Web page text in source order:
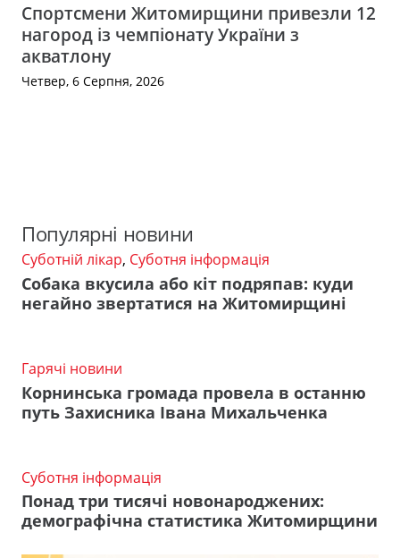
Спортсмени Житомирщини привезли 12
нагород із чемпіонату України з
акватлону
Четвер, 6 Серпня, 2026
Популярні новини
Суботній лікар, Суботня інформація
Собака вкусила або кіт подряпав: куди
негайно звертатися на Житомирщині
Гарячі новини
Корнинська громада провела в останню
путь Захисника Івана Михальченка
Суботня інформація
Понад три тисячі новонароджених:
демографічна статистика Житомирщини